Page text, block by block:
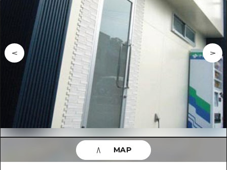
特集一覧
おすすめ
アート
イベント・祭り
グルメ・酒
サイクリング
ショッピング
スポーツ
モデルコース
モデルコース一覧
Dive! Hiroshima 公式ガイド
広島もしもトラベル
あたらしい非日常
広島市周辺
安芸
スポット・体験
スポット・体験一覧
広島市周辺
安芸
備後
備北
イベント
旬情報
お役立ち情報
お役立ち情報一覧
MAP